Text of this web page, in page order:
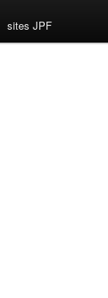
sites JPF